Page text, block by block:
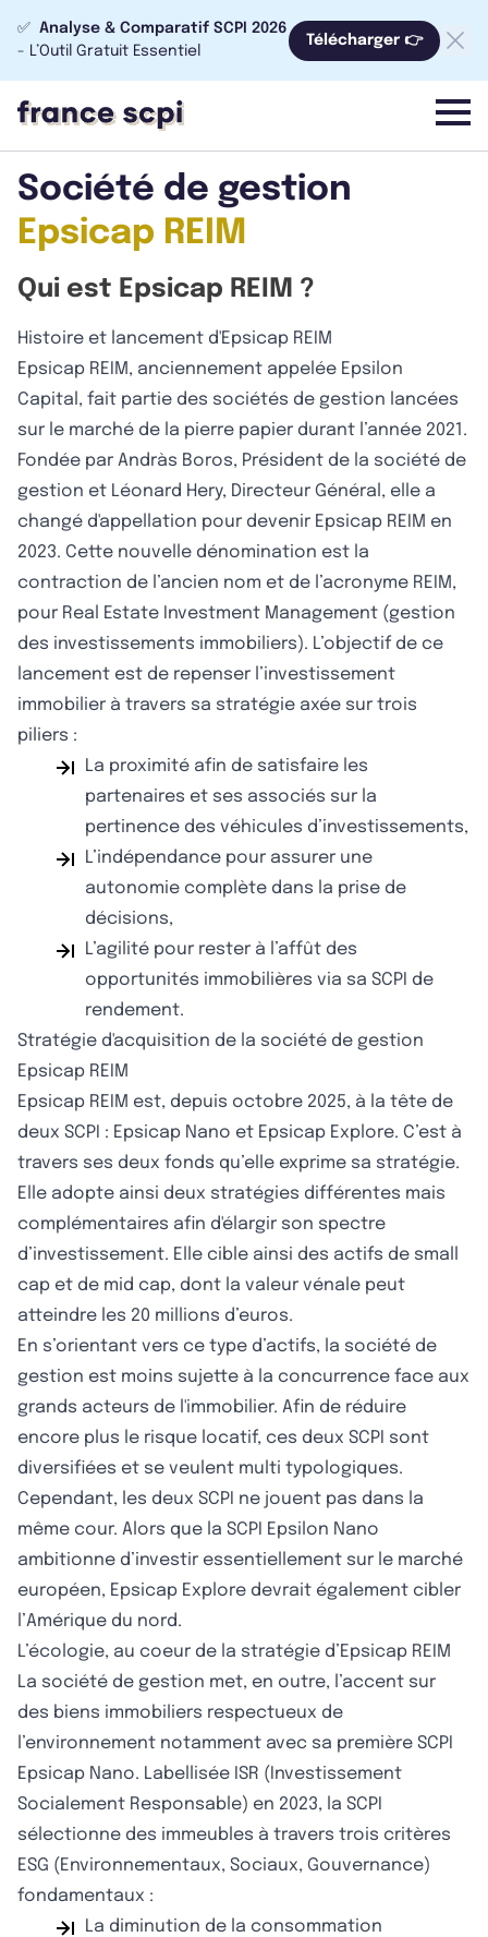
✅ Analyse & Comparatif SCPI 2026
- L’Outil Gratuit Essentiel
Télécharger 👉
menu
Société de gestion
Epsicap REIM
Qui est Epsicap REIM ?
Histoire et lancement d'Epsicap REIM
Epsicap REIM, anciennement appelée Epsilon
Capital, fait partie des sociétés de gestion lancées
sur le marché de la pierre papier durant l’année 2021.
Fondée par Andràs Boros, Président de la société de
gestion et Léonard Hery, Directeur Général, elle a
changé d'appellation pour devenir Epsicap REIM en
2023. Cette nouvelle dénomination est la
contraction de l’ancien nom et de l’acronyme REIM,
pour Real Estate Investment Management (gestion
des investissements immobiliers). L’objectif de ce
lancement est de repenser l’investissement
immobilier à travers sa stratégie axée sur trois
piliers :
La proximité afin de satisfaire les
partenaires et ses associés sur la
pertinence des véhicules d’investissements,
L’indépendance pour assurer une
autonomie complète dans la prise de
décisions,
L’agilité pour rester à l’affût des
opportunités immobilières via sa SCPI de
rendement.
Stratégie d'acquisition de la société de gestion
Epsicap REIM
Epsicap REIM est, depuis octobre 2025, à la tête de
deux SCPI : Epsicap Nano et Epsicap Explore. C’est à
travers ses deux fonds qu’elle exprime sa stratégie.
Elle adopte ainsi deux stratégies différentes mais
complémentaires afin d'élargir son spectre
d’investissement. Elle cible ainsi des actifs de small
cap et de mid cap, dont la valeur vénale peut
atteindre les 20 millions d’euros.
En s’orientant vers ce type d’actifs, la société de
gestion est moins sujette à la concurrence face aux
grands acteurs de l'immobilier. Afin de réduire
encore plus le risque locatif, ces deux SCPI sont
diversifiées et se veulent multi typologiques.
Cependant, les deux SCPI ne jouent pas dans la
même cour. Alors que la SCPI Epsilon Nano
ambitionne d’investir essentiellement sur le marché
européen, Epsicap Explore devrait également cibler
l’Amérique du nord.
L’écologie, au coeur de la stratégie d’Epsicap REIM
La société de gestion met, en outre, l’accent sur
des biens immobiliers respectueux de
l’environnement notamment avec sa première SCPI
Epsicap Nano. Labellisée ISR (Investissement
Socialement Responsable) en 2023, la SCPI
sélectionne des immeubles à travers trois critères
ESG (Environnementaux, Sociaux, Gouvernance)
fondamentaux :
La diminution de la consommation